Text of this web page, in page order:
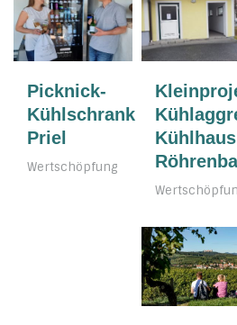
Picknick-
Kühlschrank
Priel
Wertschöpfung
Kühlhaus